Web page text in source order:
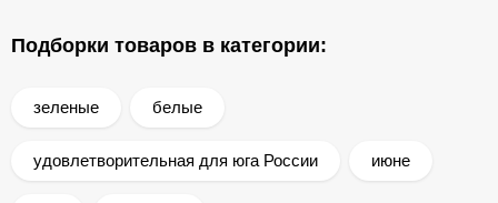
Подборки товаров в категории:
зеленые белые
удовлетворительная для юга России июне